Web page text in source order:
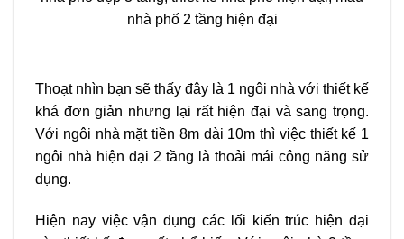
Thoạt nhìn bạn sẽ thấy đây là 1 ngôi nhà với thiết kế
khá đơn giản nhưng lại rất hiện đại và sang trọng.
Với ngôi nhà mặt tiền 8m dài 10m thì việc thiết kế 1
ngôi nhà hiện đại 2 tầng là thoải mái công năng sử
dụng.
Hiện nay việc vận dụng các lối kiến trúc hiện đại